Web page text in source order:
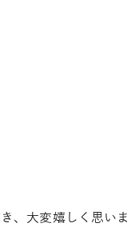
、大変嬉しく思いま